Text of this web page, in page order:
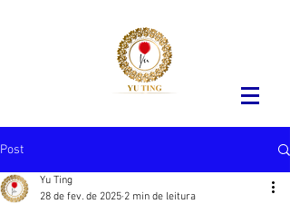
Post
Yu Ting
28 de fev. de 2025 2 min de leitura